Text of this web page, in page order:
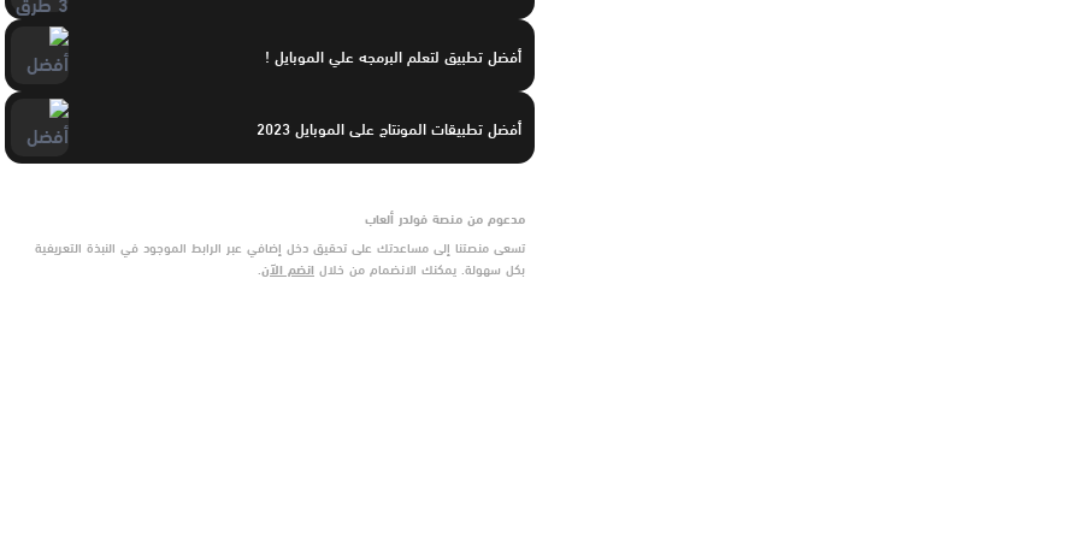
أفضل تطبيق لتعلم البرمجه علي الموبايل !
أفضل تطبيقات المونتاج على الموبايل 2023
مدعوم من منصة فولدر ألعاب
تسعى منصتنا إلى مساعدتك على تحقيق دخل إضافي عبر الرابط الموجود في النبذة التعريفية
بكل سهولة. يمكنك الانضمام من خلال انضم الآن